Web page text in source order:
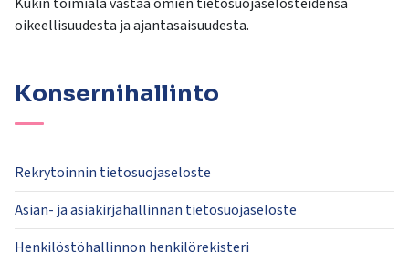
oikeellisuudesta ja ajantasaisuudesta.
Konsernihallinto
Rekrytoinnin tietosuojaseloste
Asian- ja asiakirjahallinnan tietosuojaseloste
Henkilöstöhallinnon henkilörekisteri